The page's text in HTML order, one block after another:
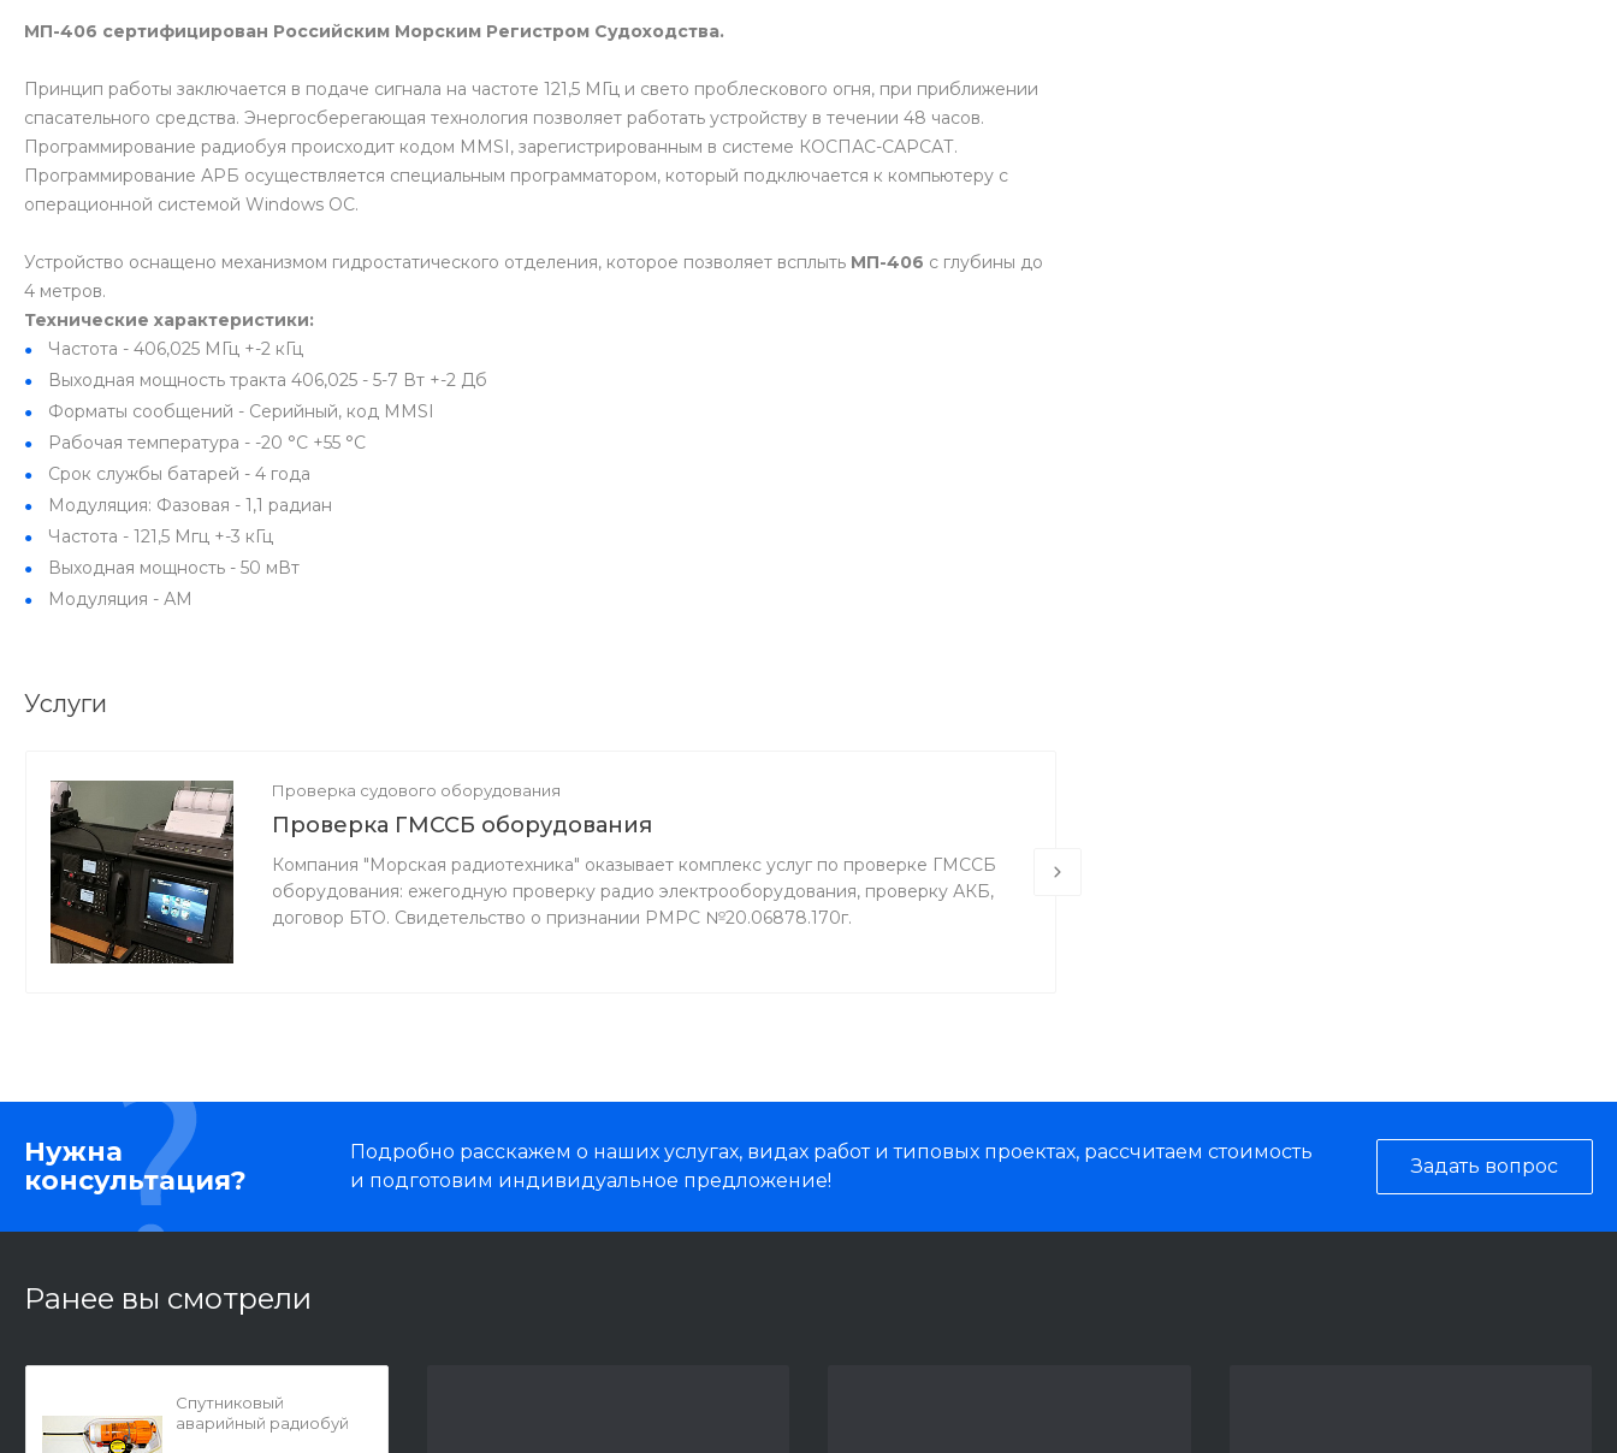
МП-406 сертифицирован Российским Морским Регистром Судоходства.
Принцип работы заключается в подаче сигнала на частоте 121,5 МГц и свето проблескового огня, при приближении
спасательного средства. Энергосберегающая технология позволяет работать устройству в течении 48 часов.
Программирование радиобуя происходит кодом MMSI, зарегистрированным в системе КОСПАС-САРСАТ.
Программирование АРБ осуществляется специальным программатором, который подключается к компьютеру с
операционной системой Windows ОС.
Устройство оснащено механизмом гидростатического отделения, которое позволяет всплыть МП-406 с глубины до
4 метров.
Технические характеристики:
Частота - 406,025 МГц +-2 кГц
Выходная мощность тракта 406,025 - 5-7 Вт +-2 Дб
Форматы сообщений - Серийный, код MMSI
Рабочая температура - -20 °С +55 °С
Срок службы батарей - 4 года
Модуляция: Фазовая - 1,1 радиан
Частота - 121,5 Мгц +-3 кГц
Выходная мощность - 50 мВт
Модуляция - АМ
Услуги
Проверка судового оборудования
Проверка ГМССБ оборудования
Компания "Морская радиотехника" оказывает комплекс услуг по проверке ГМССБ
оборудования: ежегодную проверку радио электрооборудования, проверку АКБ,
договор БТО. Свидетельство о признании РМРС №20.06878.170г.
Нужна
консультация?
Подробно расскажем о наших услугах, видах работ и типовых проектах, рассчитаем стоимость
и подготовим индивидуальное предложение!
Задать вопрос
Ранее вы смотрели
Спутниковый
аварийный радиобуй